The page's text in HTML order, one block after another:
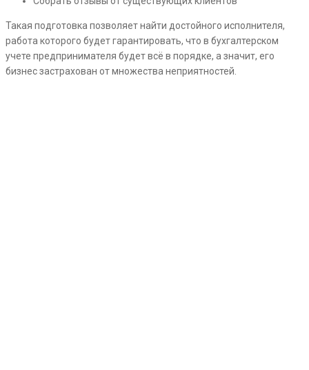
Такая подготовка позволяет найти достойного исполнителя,
работа которого будет гарантировать, что в бухгалтерском
учете предпринимателя будет всё в порядке, а значит, его
бизнес застрахован от множества неприятностей.